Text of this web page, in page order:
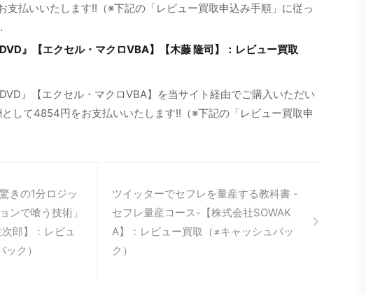
支払いいたします!!（※下記の「レビュー買取申込み手順」に従っ
』【エクセル・マクロVBA】【木藤 隆司】：レビュー買取
』【エクセル・マクロVBA】を当サイト経由でご購入いただい
して4854円をお支払いいたします!!（※下記の「レビュー買取申
きの1分ロジッ
ンで喰う技術」
郎】：レビュ
ク）
ツイッターでセフレを量産する教科書 -
セフレ量産コース-【株式会社SOWAK
A】：レビュー買取（≠キャッシュバッ
ク）